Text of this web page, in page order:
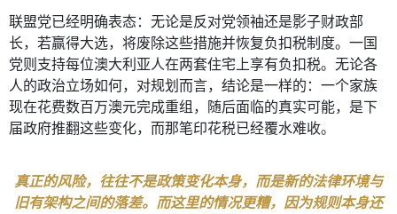
联盟党已经明确表态：无论是反对党领袖还是影子财政部
长，若赢得大选，将废除这些措施并恢复负扣税制度。一国
党则支持每位澳大利亚人在两套住宅上享有负扣税。无论各
人的政治立场如何，对规划而言，结论是一样的：一个家族
现在花费数百万澳元完成重组，随后面临的真实可能，是下
届政府推翻这些变化，而那笔印花税已经覆水难收。
真正的风险，往往不是政策变化本身，而是新的法律环境与
旧有架构之间的落差。而这里的情况更糟，因为规则本身还